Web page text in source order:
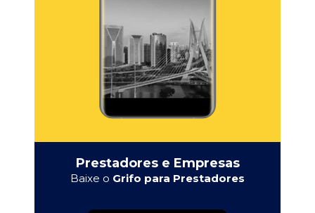
Prestadores e Empresas
Baixe o Grifo para Prestadores